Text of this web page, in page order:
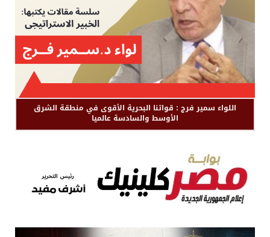
اللواء سمير فرج : قواتنا البحرية الأقوى في منطقة الشرق
الأوسط والسادسة عالميا